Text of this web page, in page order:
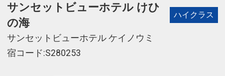
サンセットビューホテル けひ
の海
ハイクラス
サンセットビューホテル ケイノウミ
宿コード:S280253